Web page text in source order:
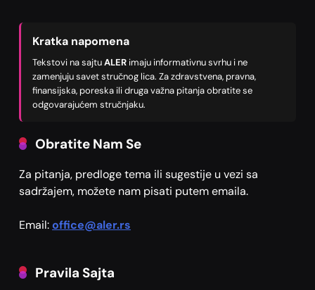
Kratka napomena
Tekstovi na sajtuALER imaju informativnu svrhu i ne
zamenjuju savet stručnog lica. Za zdravstvena, pravna,
finansijska, poreska ili druga važna pitanja obratite se
odgovarajućem stručnjaku.
Obratite Nam Se
Za pitanja, predloge tema ili sugestije u vezi sa
sadržajem, možete nam pisati putem emaila.
Email:office@aler.rs
Pravila Sajta